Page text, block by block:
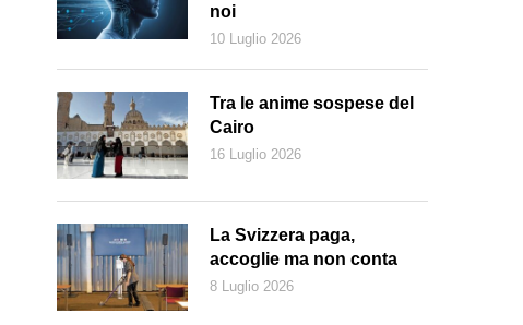
noi
10 Luglio 2026
Tra le anime sospese del
Cairo
16 Luglio 2026
La Svizzera paga,
accoglie ma non conta
8 Luglio 2026